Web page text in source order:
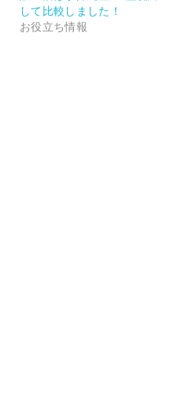
して比較しました！
お役立ち情報